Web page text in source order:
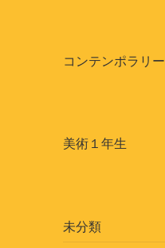
コンテンポラリー
美術１年生
未分類